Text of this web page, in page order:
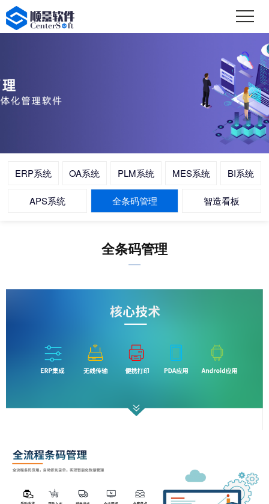
ERP系统 OA系统 PLM系统 MES系统 BI系统
APS系统 全条码管理 智造看板
全条码管理